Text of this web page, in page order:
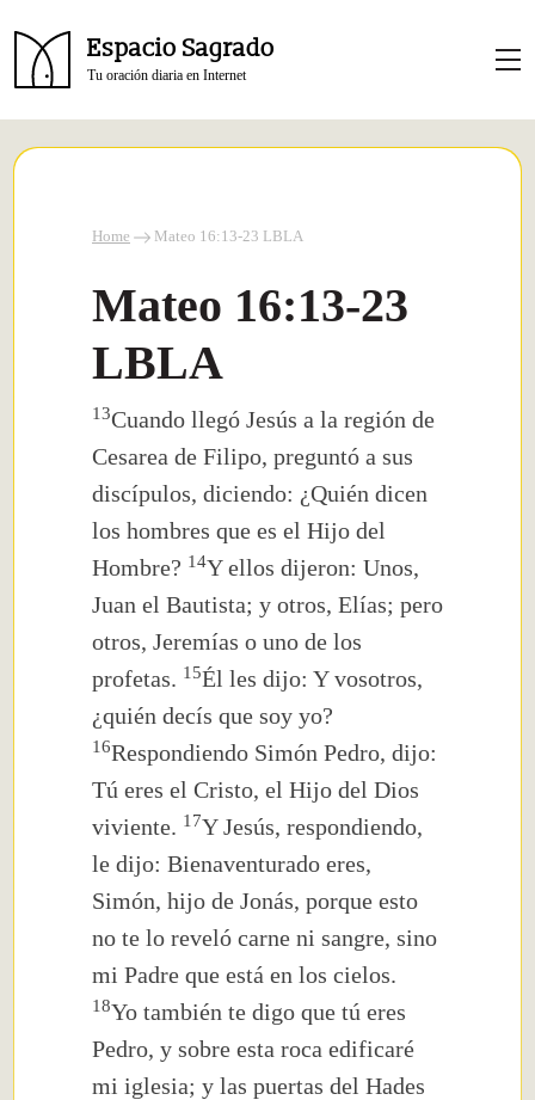
Espacio Sagrado
Tu oración diaria en Internet
Home Mateo 16:13-23 LBLA
Mateo 16:13-23
LBLA
13Cuando llegó Jesús a la región de
Cesarea de Filipo, preguntó a sus
discípulos, diciendo: ¿Quién dicen
los hombres que es el Hijo del
Hombre? 14Y ellos dijeron: Unos,
Juan el Bautista; y otros, Elías; pero
otros, Jeremías o uno de los
profetas. 15Él les dijo: Y vosotros,
¿quién decís que soy yo?
16Respondiendo Simón Pedro, dijo:
Tú eres el Cristo, el Hijo del Dios
viviente. 17Y Jesús, respondiendo,
le dijo: Bienaventurado eres,
Simón, hijo de Jonás, porque esto
no te lo reveló carne ni sangre, sino
mi Padre que está en los cielos.
18Yo también te digo que tú eres
Pedro, y sobre esta roca edificaré
mi iglesia; y las puertas del Hades